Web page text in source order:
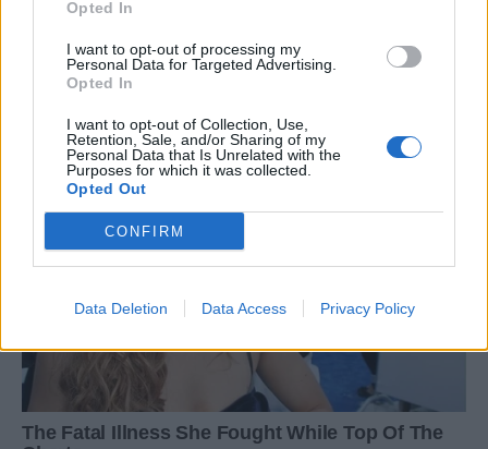
Opted In
I want to opt-out of processing my
Personal Data for Targeted Advertising.
Opted In
I want to opt-out of Collection, Use,
Retention, Sale, and/or Sharing of my
Personal Data that Is Unrelated with the
Purposes for which it was collected.
Opted Out
CONFIRM
Data Deletion Data Access Privacy Policy